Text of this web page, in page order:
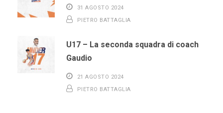
31 AGOSTO 2024
PIETRO BATTAGLIA
U17 – La seconda squadra di coach
Gaudio
21 AGOSTO 2024
PIETRO BATTAGLIA